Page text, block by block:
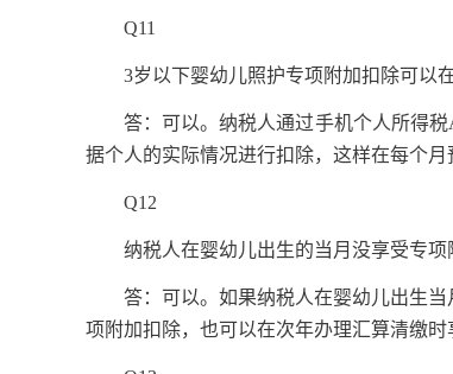
Q11
3岁以下婴幼儿照护专项附加扣除可以
答：可以。纳税人通过手机个人所得税
据个人的实际情况进行扣除，这样在每个月
Q12
纳税人在婴幼儿出生的当月没享受专项
答：可以。如果纳税人在婴幼儿出生当
项附加扣除，也可以在次年办理汇算清缴时